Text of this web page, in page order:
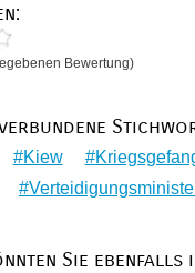
Bewertung)
verbundene
Kiew
Sie ebenfalls